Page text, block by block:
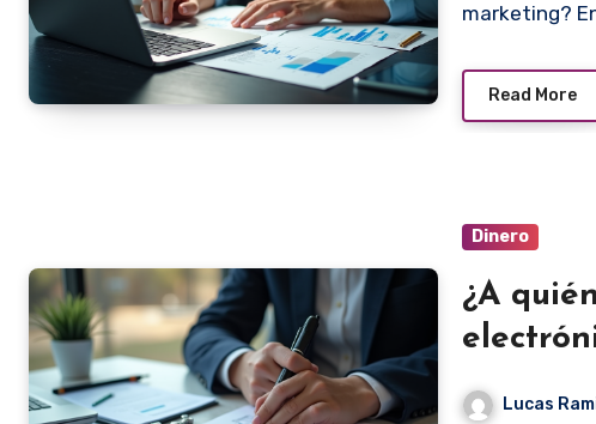
marketing?
Read More
Dinero
¿A
Lucas